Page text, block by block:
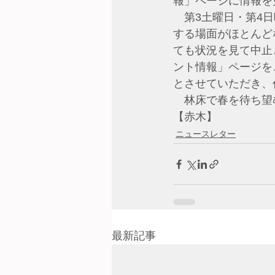
第3土曜日・第4日
する場面がほとん
ても状況を見て中
ント情報」ページ
とさせていただき
林床で春を待ち望
【赤木】
ニュースレター
最新記事